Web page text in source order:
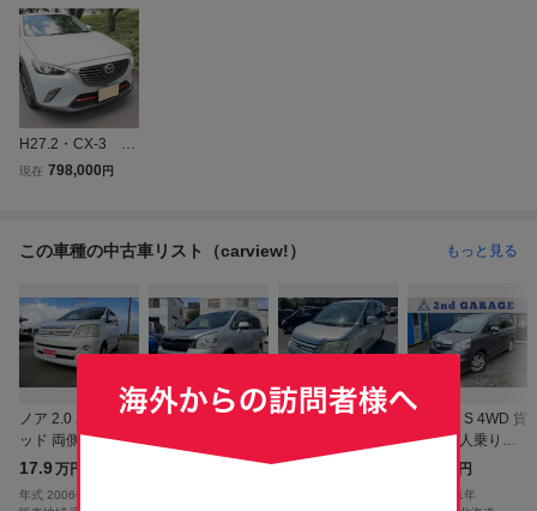
H27.2・CX-3 1.
5XDツーリング・
カメラ・ETC・ス
レーキ・安全装備
満載！
現在 798,000 円
この車種の中古車リスト（carview!） もっと見る
ノア 2.0 X リミテ
ッド 両側電動ド
ア HID
17.9万円
年式 2006年
ノア 2.0 Si 4WD
ッシュスタート
ノア 2.0 X
20.0
ノア 2.0 S 4WD 貨
物登録5人乗り
バックカメラ
万円
2011年